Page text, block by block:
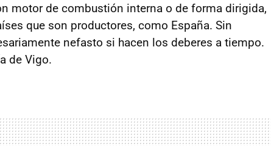
motor de combustión interna o de forma dirigida,
que son productores, como España. Sin
nefasto si hacen los deberes a tiempo.
de Vigo.